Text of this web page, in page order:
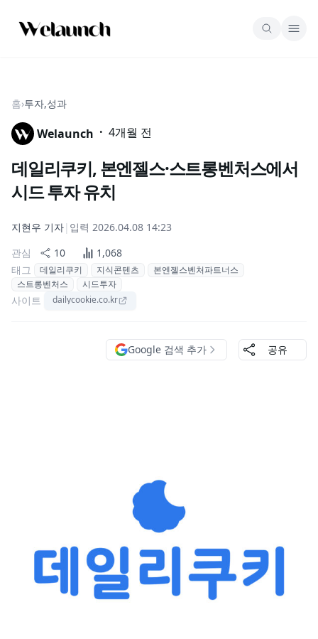
홈›투자,성과
Welaunch · 4개월 전
데일리쿠키, 본엔젤스·스트롱벤처스에서
시드 투자 유치
지현우 기자| 입력 2026.04.08 14:23
관심
10
1,068
태그
데일리쿠키 지식콘텐츠
본엔젤스벤처파트너스
스트롱벤처스
시드투자
사이트 dailycookie.co.kr
Google 검색 추가 공유